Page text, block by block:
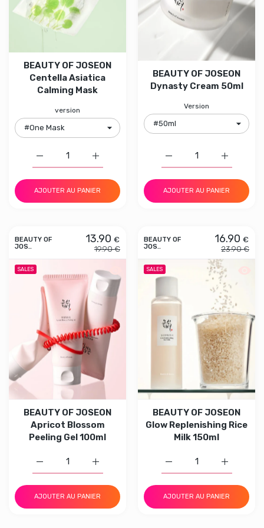
BEAUTY OF JOSEON
Centella Asiatica
Calming Mask
version
Augmenter la quantité de BEAUTY OF
Augmenter la quantité de BEAUTY OF JOSEON
AJOUTER AU PANIER
BEAUTY OF JOSEON
Dynasty Cream 50ml
Version
Augmenter la quantité
AJOUTER AU PANIER
BEAUTY OF
JOS..
13.90 €
19.90 €
SALES Aperçu rapide BEAUTY OF JOSEON
BEAUTY OF JOSEON
Apricot Blossom
Peeling Gel 100ml
Augmenter la quantité de BEAUTY OF
Augmenter la quantité de BEAUTY OF JOSEON
AJOUTER AU PANIER
BEAUTY OF
JOS..
16.90 €
23.90 €
SALES
BEAUTY OF JOSEON
Glow Replenishing Rice
Milk 150ml
Augmenter la quantité
AJOUTER AU PANIER